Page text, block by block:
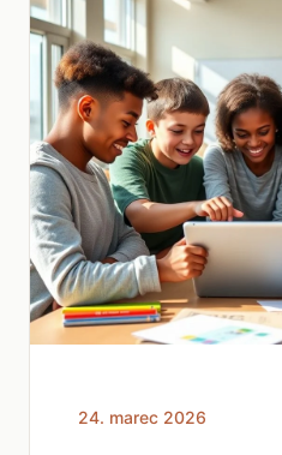
24. marec 2026